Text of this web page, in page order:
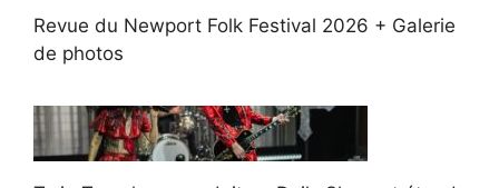
Revue du Newport Folk Festival 2026 + Galerie
de photos